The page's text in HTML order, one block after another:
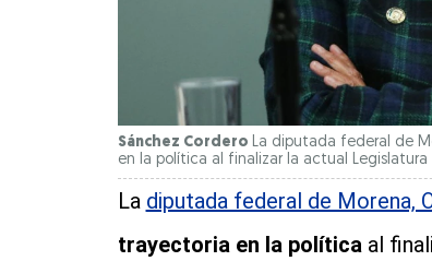
Sánchez Cordero La diputada federal de
en la política al finalizar la actual Legislatura
La diputada federal de Morena,
trayectoria en la políticaal